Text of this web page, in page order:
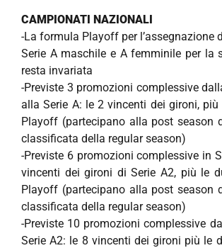
CAMPIONATI NAZIONALI
-La formula Playoff per l’assegnazione
Serie A maschile e A femminile per la
resta invariata
-Previste 3 promozioni complessive
alla Serie A: le 2 vincenti dei gironi,
Playoff (partecipano alla post season
classificata della regular season)
-Previste 6 promozioni complessive in
vincenti dei gironi di Serie A2, più le
Playoff (partecipano alla post season
classificata della regular season)
-Previste 10 promozioni complessive
Serie A2: le 8 vincenti dei gironi più le